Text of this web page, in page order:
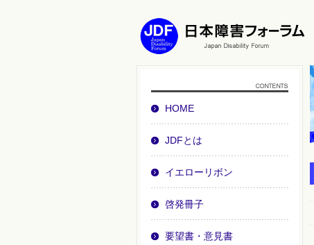
HOME
JDFとは
イエローリボン
啓発冊子
要望書・意見書